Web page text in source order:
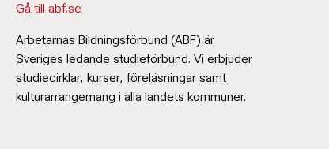
Gå till abf.se
Arbetarnas Bildningsförbund (ABF) är
Sveriges ledande studieförbund. Vi erbjuder
studiecirklar, kurser, föreläsningar samt
kulturarrangemang i alla landets kommuner.